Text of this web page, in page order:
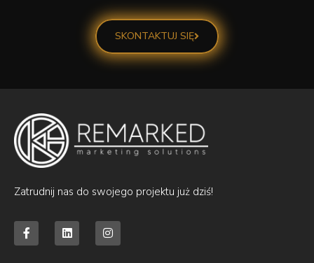
SKONTAKTUJ SIĘ
Zatrudnij nas do swojego projektu już dziś!
F
a
c
L
i
n
I
n
s